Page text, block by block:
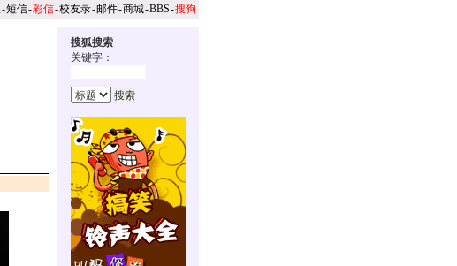
-短信-彩信-校友录-邮件-商城-BBS-搜狗
搜狐搜索
关键字：